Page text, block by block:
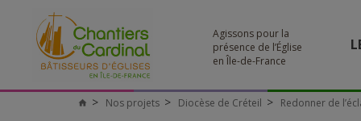
Agissons pour la
présence de l’Église
en Île-de-France
Nos projets Diocèse de Créteil Redonner de